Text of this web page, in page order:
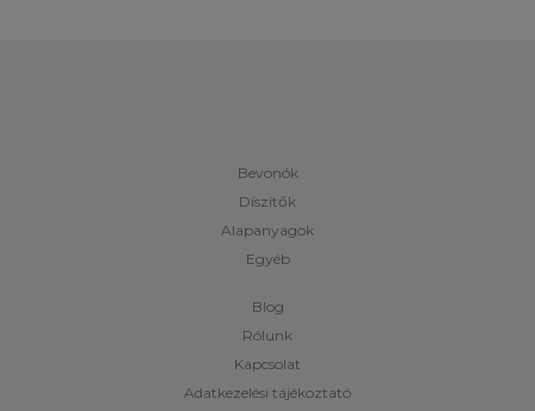
Bevonók
Díszítők
Alapanyagok
Egyéb
Blog
Rólunk
Kapcsolat
Adatkezelési tájékoztató